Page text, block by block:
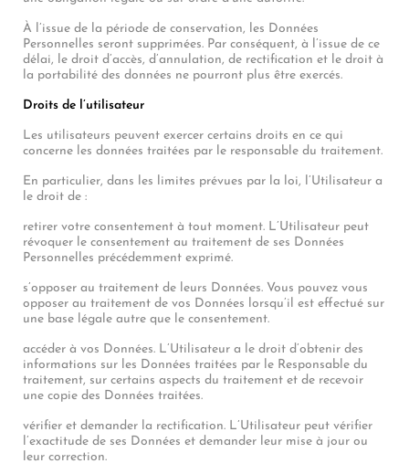
À l’issue de la période de conservation, les Données
Personnelles seront supprimées. Par conséquent, à l’issue de ce
délai, le droit d’accès, d’annulation, de rectification et le droit à
la portabilité des données ne pourront plus être exercés.
Droits de l’utilisateur
Les utilisateurs peuvent exercer certains droits en ce qui
concerne les données traitées par le responsable du traitement.
En particulier, dans les limites prévues par la loi, l’Utilisateur a
le droit de :
retirer votre consentement à tout moment. L’Utilisateur peut
révoquer le consentement au traitement de ses Données
Personnelles précédemment exprimé.
s’opposer au traitement de leurs Données. Vous pouvez vous
opposer au traitement de vos Données lorsqu’il est effectué sur
une base légale autre que le consentement.
accéder à vos Données. L’Utilisateur a le droit d’obtenir des
informations sur les Données traitées par le Responsable du
traitement, sur certains aspects du traitement et de recevoir
une copie des Données traitées.
vérifier et demander la rectification. L’Utilisateur peut vérifier
l’exactitude de ses Données et demander leur mise à jour ou
leur correction.